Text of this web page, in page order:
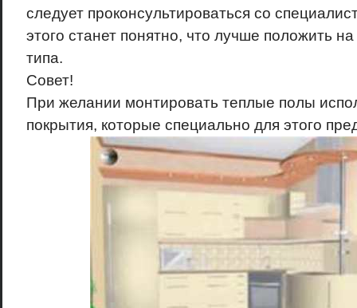
следует проконсультироваться со
этого станет понятно, что лучше положить
типа.
Совет!
При желании монтировать теплые полы
покрытия, которые специально для этого